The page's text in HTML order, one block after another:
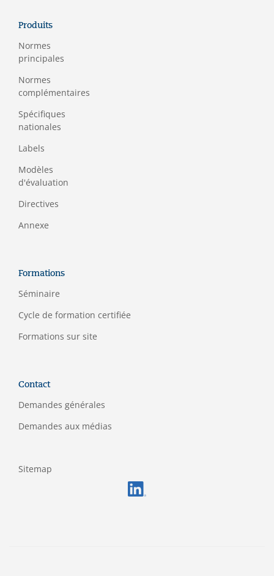
Produits
Normes
principales
Normes
complémentaires
Spécifiques
nationales
Labels
Modèles
d'évaluation
Directives
Annexe
Formations
Séminaire
Cycle de formation certifiée
Formations sur site
Contact
Demandes générales
Demandes aux médias
Sitemap